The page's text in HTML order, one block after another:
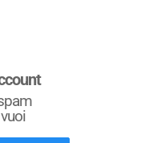
Policy